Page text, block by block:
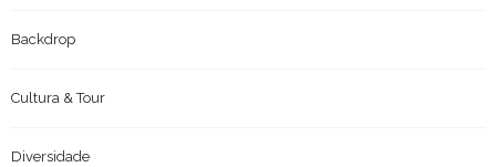
Backdrop
Cultura & Tour
Diversidade